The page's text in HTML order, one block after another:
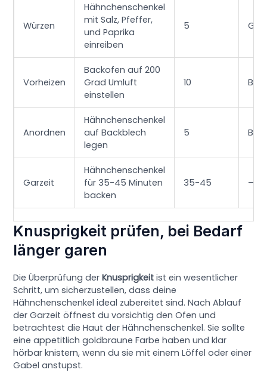
Würzen
Hähnchenschenkel
mit Salz, Pfeffer,
und Paprika
einreiben
5
Vorheizen
Backofen auf 200
Grad Umluft
einstellen
10
Anordnen
Hähnchenschenkel
auf Backblech
legen
5
Garzeit
Hähnchenschenkel
für 35-45 Minuten
backen
35-45 –
Knusprigkeit prüfen, bei Bedarf
länger garen
Die Überprüfung derKnusprigkeit ist ein wesentlicher
Schritt, um sicherzustellen, dass deine
Hähnchenschenkel ideal zubereitet sind. Nach Ablauf
der Garzeit öffnest du vorsichtig den Ofen und
betrachtest die Haut der Hähnchenschenkel. Sie sollte
eine appetitlich goldbraune Farbe haben und klar
hörbar knistern, wenn du sie mit einem Löffel oder einer
Gabel anstupst.